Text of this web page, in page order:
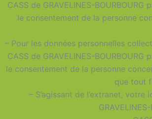
CASS de GRAVELINES-
le consentement de la personne
– Pour les données personnelles
CASS de GRAVELINES-
le consentement de la personne
que tout
– S’agissant de l’extranet,